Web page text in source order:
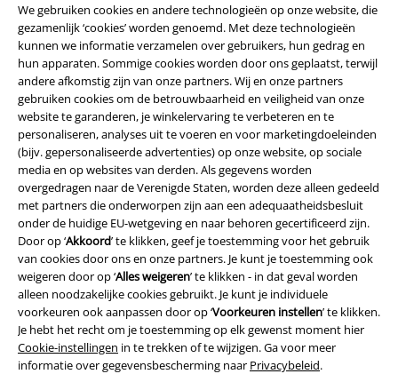
We gebruiken cookies en andere technologieën op onze website, die
gezamenlijk ‘cookies’ worden genoemd. Met deze technologieën
kunnen we informatie verzamelen over gebruikers, hun gedrag en
hun apparaten. Sommige cookies worden door ons geplaatst, terwijl
andere afkomstig zijn van onze partners. Wij en onze partners
gebruiken cookies om de betrouwbaarheid en veiligheid van onze
website te garanderen, je winkelervaring te verbeteren en te
personaliseren, analyses uit te voeren en voor marketingdoeleinden
(bijv. gepersonaliseerde advertenties) op onze website, op sociale
media en op websites van derden. Als gegevens worden
overgedragen naar de Verenigde Staten, worden deze alleen gedeeld
met partners die onderworpen zijn aan een adequaatheidsbesluit
onder de huidige EU-wetgeving en naar behoren gecertificeerd zijn.
Door op ‘Akkoord’ te klikken, geef je toestemming voor het gebruik
van cookies door ons en onze partners. Je kunt je toestemming ook
weigeren door op ‘Alles weigeren’ te klikken - in dat geval worden
alleen noodzakelijke cookies gebruikt. Je kunt je individuele
voorkeuren ook aanpassen door op ‘Voorkeuren instellen’ te klikken.
Je hebt het recht om je toestemming op elk gewenst moment hier
Cookie-instellingen in te trekken of te wijzigen. Ga voor meer
informatie over gegevensbescherming naar Privacybeleid.
Beveiliging
Legal
Algemene Voorwaarden
Bedrijfsgegevens